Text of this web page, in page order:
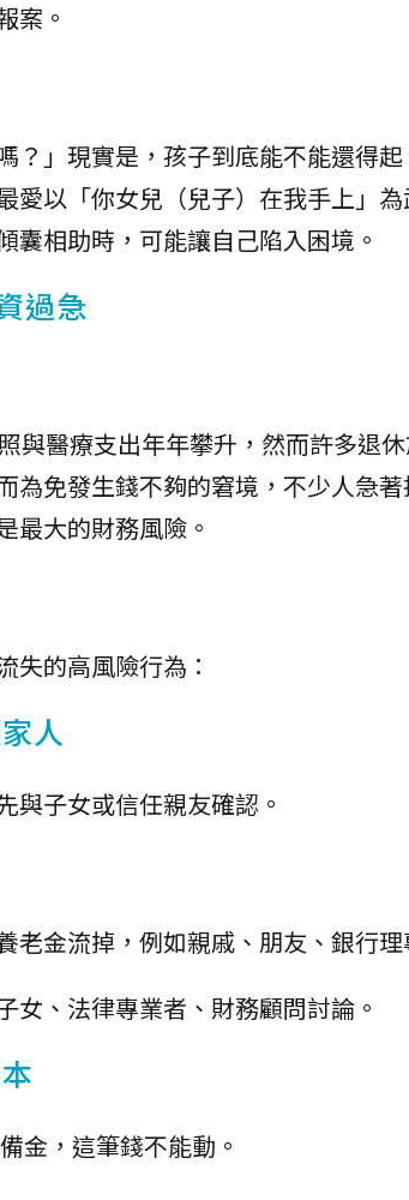
案。
？」現實是，孩子到底能不能還得
愛以「你女兒（兒子）在我手上」
相助時，可能讓自己陷入困境。
過急
與醫療支出年年攀升，然而許多退
為免發生錢不夠的窘境，不少人急
最大的財務風險。
失的高風險行為：
人
與子女或信任親友確認。
金流掉，例如親戚、朋友、銀行理
女、法律專業者、財務顧問討論。
金，這筆錢不能動。